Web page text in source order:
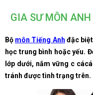
GIA SƯ MÔN
Bộ môn Tiếng Anh đặc
học trung bình hoặc yếu.
lớp dưới, nắm vững c
tránh được tình trạng trên.